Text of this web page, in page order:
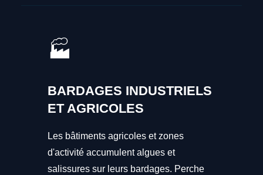
🏭
BARDAGES INDUSTRIELS
ET AGRICOLES
Les bâtiments agricoles et zones
d'activité accumulent algues et
salissures sur leurs bardages. Perche